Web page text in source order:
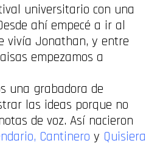
universitario con una
ahí empecé a ir al
vivía Jonathan, y entre
empezamos a
una grabadora de
las ideas porque no
de voz. Así nacieron
Cantinero y Quisiera